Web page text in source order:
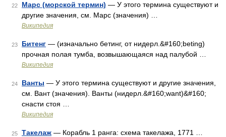
22 Марс (морской термин) — У этого термина существуют и
другие значения, см. Марс (значения) …
Википедия
23 Битенг — (изначально бетинг, от нидерл.&#160;beting)
прочная полая тумба, возвышающаяся над палубой …
Википедия
24 Ванты — У этого термина существуют и другие значения,
см. Вант (значения). Ванты (нидерл.&#160;want)&#160;
снасти стоя …
Википедия
25 Такелаж — Корабль 1 ранга: схема такелажа, 1771 …